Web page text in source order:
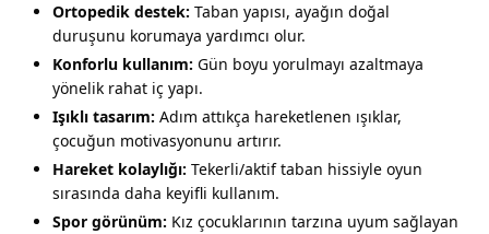
Ortopedik destek: Taban yapısı, ayağın doğal
duruşunu korumaya yardımcı olur.
Konforlu kullanım: Gün boyu yorulmayı azaltmaya
yönelik rahat iç yapı.
Işıklı tasarım: Adım attıkça hareketlenen ışıklar,
çocuğun motivasyonunu artırır.
Hareket kolaylığı: Tekerli/aktif taban hissiyle oyun
sırasında daha keyifli kullanım.
Spor görünüm: Kız çocuklarının tarzına uyum sağlayan